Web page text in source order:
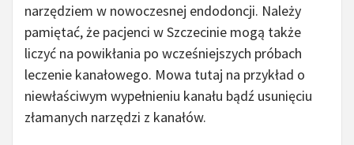
narzędziem w nowoczesnej endodoncji. Należy
pamiętać, że pacjenci w Szczecinie mogą także
liczyć na powikłania po wcześniejszych próbach
leczenie kanałowego. Mowa tutaj na przykład o
niewłaściwym wypełnieniu kanału bądź usunięciu
złamanych narzędzi z kanałów.